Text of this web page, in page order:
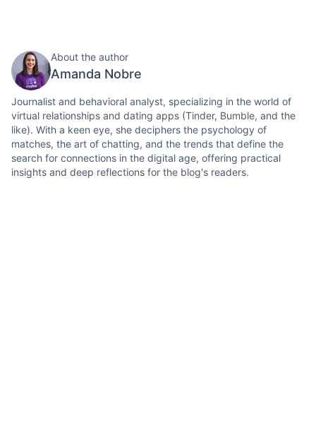
About the author
Amanda Nobre
Journalist and behavioral analyst, specializing in the world of
virtual relationships and dating apps (Tinder, Bumble, and the
like). With a keen eye, she deciphers the psychology of
matches, the art of chatting, and the trends that define the
search for connections in the digital age, offering practical
insights and deep reflections for the blog's readers.